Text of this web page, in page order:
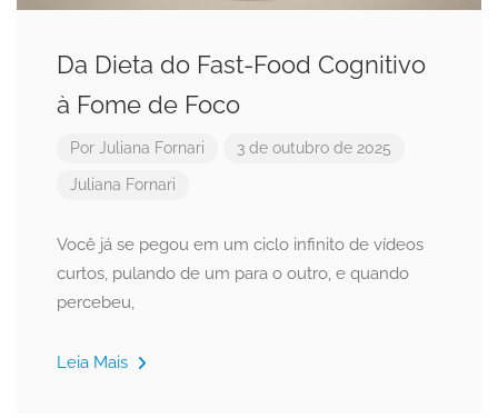
Da Dieta do Fast-Food Cognitivo
à Fome de Foco
Por Juliana Fornari 3 de outubro de 2025
Juliana Fornari
Você já se pegou em um ciclo infinito de vídeos
curtos, pulando de um para o outro, e quando
percebeu,
Leia Mais